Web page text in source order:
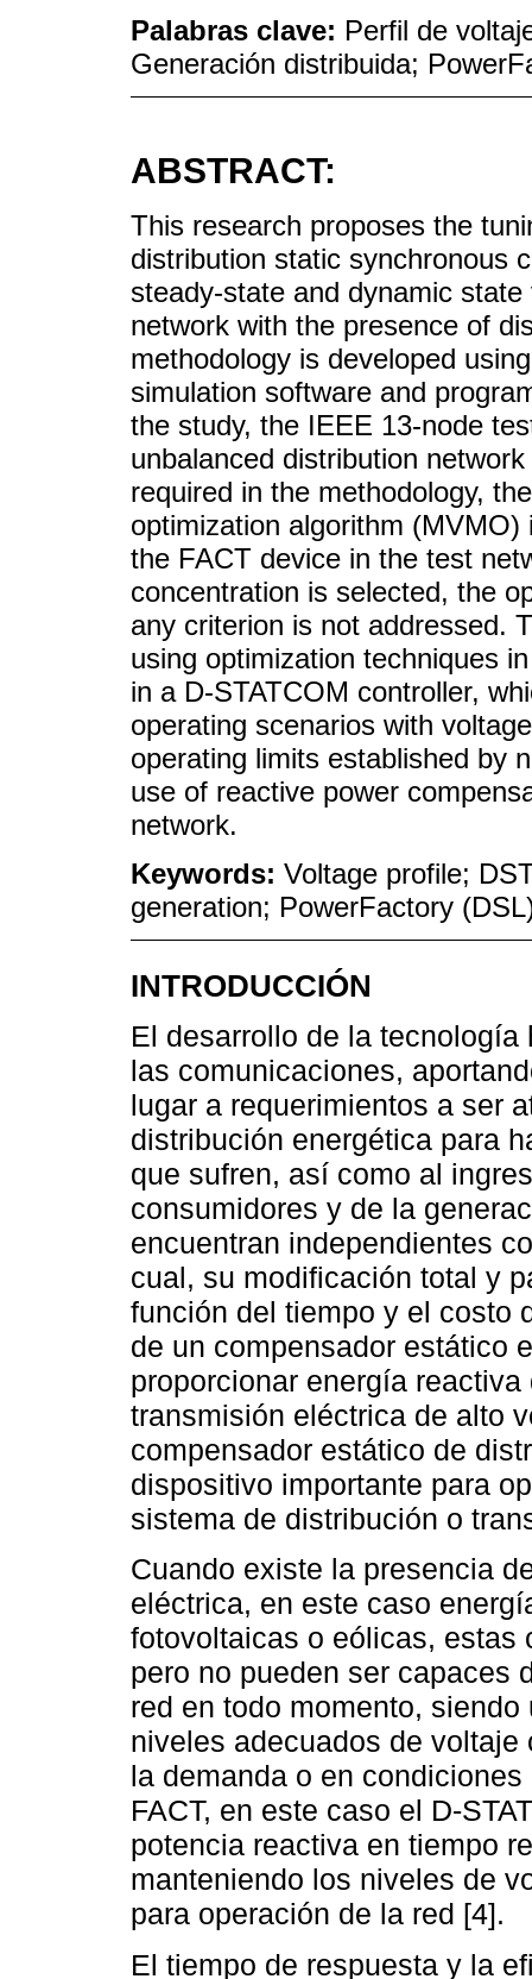
Palabras clave: Perfil de
Generación distribuida;
ABSTRACT:
This research proposes the
distribution static synchronous
steady-state and dynamic
network with the presence of
methodology is developed
simulation software and
the study, the IEEE 13-node
unbalanced distribution
required in the methodology,
optimization algorithm
the FACT device in the test
concentration is selected, the
any criterion is not addressed.
using optimization techniques
in a D-STATCOM controller,
operating scenarios with
operating limits established by
use of reactive power
network.
Keywords: Voltage profile;
generation; PowerFactory
INTRODUCCIÓN
El desarrollo de la
las comunicaciones,
lugar a requerimientos a ser
distribución energética para
que sufren, así como al
consumidores y de la
encuentran independientes
cual, su modificación total y
función del tiempo y el costo
de un compensador estático
proporcionar energía
transmisión eléctrica de alto
compensador estático de
dispositivo importante para
sistema de distribución o
Cuando existe la presencia
eléctrica, en este caso
fotovoltaicas o eólicas, estas
pero no pueden ser capaces
red en todo momento,
niveles adecuados de
la demanda o en
FACT, en este caso el D-
potencia reactiva en tiempo
manteniendo los niveles de
para operación de la red [4].
El tiempo de respuesta y la